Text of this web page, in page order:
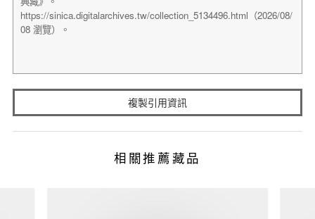
複製引用資訊
相關推薦藏品